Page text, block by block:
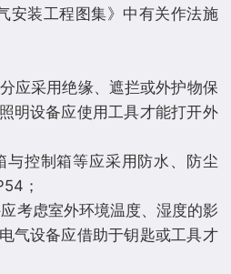
安装工程图集》中有关作法施
应采用绝缘、遮拦或外护物保
明设备应使用工具才能打开外
与控制箱等应采用防水、防尘
；
考虑室外环境温度、湿度的影
气设备应借助于钥匙或工具才